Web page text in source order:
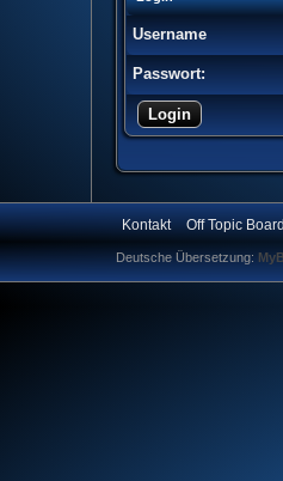
Username
Passwort:
Kontakt Off Topic Board
Deutsche Übersetzung: